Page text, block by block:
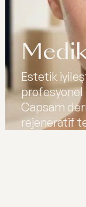
Estetik
profesyonel
Capsam
rejeneratif